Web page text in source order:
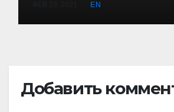
EN
Добавить